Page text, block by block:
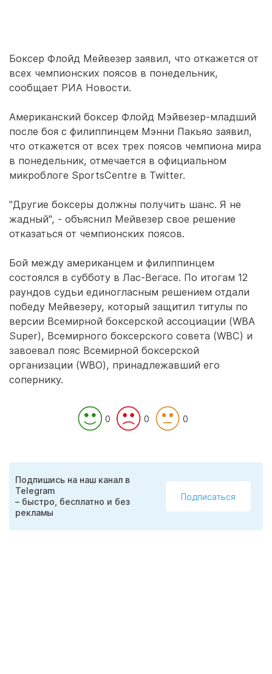
Боксер Флойд Мейвезер заявил, что откажется от
всех чемпионских поясов в понедельник,
сообщает РИА Новости.
Американский боксер Флойд Мэйвезер-младший
после боя с филиппинцем Мэнни Пакьяо заявил,
что откажется от всех трех поясов чемпиона мира
в понедельник, отмечается в официальном
микроблоге SportsCentre в Twitter.
"Другие боксеры должны получить шанс. Я не
жадный", - объяснил Мейвезер свое решение
отказаться от чемпионских поясов.
Бой между американцем и филиппинцем
состоялся в субботу в Лас-Вегасе. По итогам 12
раундов судьи единогласным решением отдали
победу Мейвезеру, который защитил титулы по
версии Всемирной боксерской ассоциации (WBA
Super), Всемирного боксерского совета (WBC) и
завоевал пояс Всемирной боксерской
организации (WBO), принадлежавший его
сопернику.
0 0 0
Подпишись на наш канал в
Telegram
– быстро, бесплатно и без
рекламы
Подписаться